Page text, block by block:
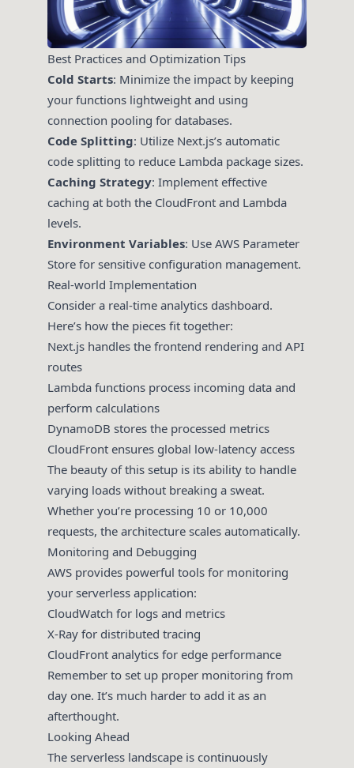
Best Practices and Optimization Tips
Cold Starts: Minimize the impact by keeping
your functions lightweight and using
connection pooling for databases.
Code Splitting: Utilize Next.js’s automatic
code splitting to reduce Lambda package sizes.
Caching Strategy: Implement effective
caching at both the CloudFront and Lambda
levels.
Environment Variables: Use AWS Parameter
Store for sensitive configuration management.
Real-world Implementation
Consider a real-time analytics dashboard.
Here’s how the pieces fit together:
Next.js handles the frontend rendering and API
routes
Lambda functions process incoming data and
perform calculations
DynamoDB stores the processed metrics
CloudFront ensures global low-latency access
The beauty of this setup is its ability to handle
varying loads without breaking a sweat.
Whether you’re processing 10 or 10,000
requests, the architecture scales automatically.
Monitoring and Debugging
AWS provides powerful tools for monitoring
your serverless application:
CloudWatch for logs and metrics
X-Ray for distributed tracing
CloudFront analytics for edge performance
Remember to set up proper monitoring from
day one. It’s much harder to add it as an
afterthought.
Looking Ahead
The serverless landscape is continuously